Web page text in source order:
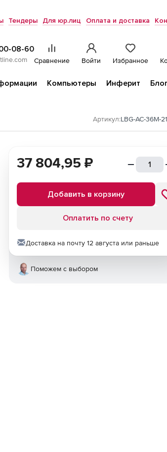
Тендеры Для юр.лиц Оплата и доставка
08-60
Сравнение Войти Избранное
Компьютеры Инферит
Артикул:LBG-AC-36M-
37 804,95 ₽
Добавить в корзину
Оплатить по счету
Доставка на почту 12 августа или раньше
Поможем с выбором